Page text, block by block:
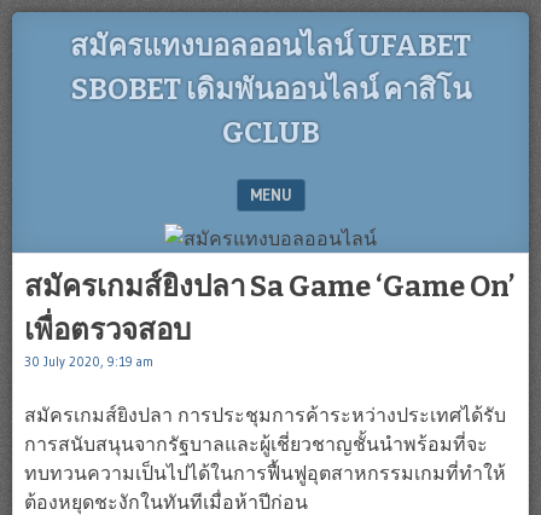
สมัครแทงบอลออนไลน์ UFABET
SBOBET เดิมพันออนไลน์ คาสิโน
GCLUB
MENU
สมัครเกมส์ยิงปลา Sa Game ‘Game On’
เพื่อตรวจสอบ
30 July 2020, 9:19 am
สมัครเกมส์ยิงปลา การประชุมการค้าระหว่างประเทศได้รับ
การสนับสนุนจากรัฐบาลและผู้เชี่ยวชาญชั้นนำพร้อมที่จะ
ทบทวนความเป็นไปได้ในการฟื้นฟูอุตสาหกรรมเกมที่ทำให้
ต้องหยุดชะงักในทันทีเมื่อห้าปีก่อน